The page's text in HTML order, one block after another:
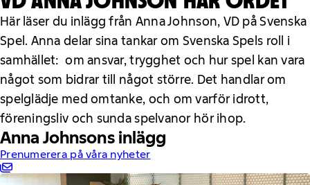
Här läser du inlägg från Anna Johnson, VD på Svenska
Spel. Anna delar sina tankar om Svenska Spels roll i
samhället: om ansvar, trygghet och hur spel kan vara
något som bidrar till något större. Det handlar om
spelglädje med omtanke, och om varför idrott,
föreningsliv och sunda spelvanor hör ihop.
Anna Johnsons inlägg
Prenumerera på våra nyheter